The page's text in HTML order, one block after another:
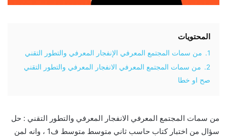
المحتويات
1.
من سمات المجتمع المعرفي الإنفجار المعرفي والتطور التقني
2.
من سمات المجتمع المعرفي الانفجار المعرفي والتطور التقني
صح او خطا
من سمات المجتمع المعرفي الانفجار المعرفي والتطور التقني : حل
سؤال من اختبار كتاب حاسب ثاني متوسط متوسط ف1 ، وانه لمن